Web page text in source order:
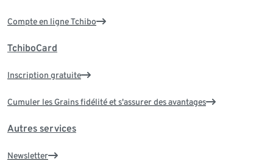
Compte en ligne Tchibo
TchiboCard
Inscription gratuite
Cumuler les Grains fidélité et s'assurer des avantages
Autres services
Newsletter